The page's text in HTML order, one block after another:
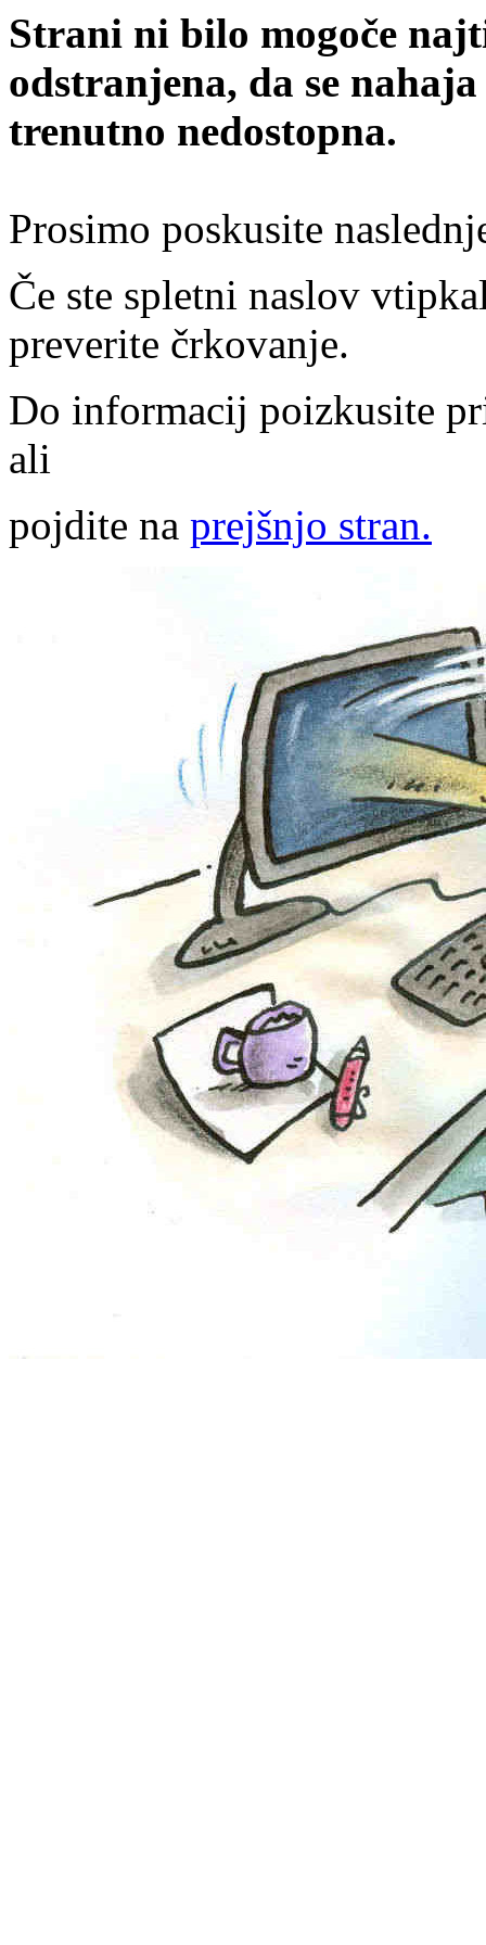
Strani ni bilo mogoče
odstranjena, da se
trenutno nedostopna.
Prosimo poskusite
Če ste spletni naslov
preverite črkovanje.
Do informacij poizkusite
ali
pojdite na prejšnjo stran.